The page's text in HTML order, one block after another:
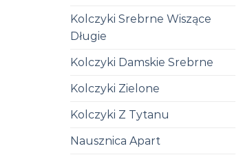
Kolczyki Srebrne Wiszące
Długie
Kolczyki Damskie Srebrne
Kolczyki Zielone
Kolczyki Z Tytanu
Nausznica Apart